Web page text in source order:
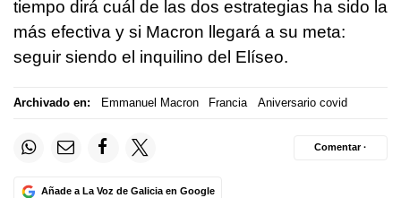
tiempo dirá cuál de las dos estrategias ha sido la
más efectiva y si Macron llegará a su meta:
seguir siendo el inquilino del Elíseo.
Archivado en: Emmanuel Macron Francia Aniversario covid
Añade a La Voz de Galicia en Google
Comentar ·